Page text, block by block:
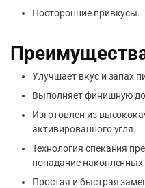
Посторонние привкусы.
Улучшает вкус и запах
Выполняет финишную
Изготовлен из
активированного угля.
Технология спекания
попадание накопленных
Простая и быстрая